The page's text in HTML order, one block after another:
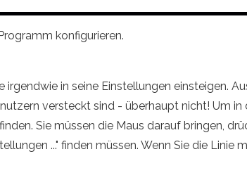
konfigurieren.
in seine Einstellungen einsteigen.
versteckt sind - überhaupt nicht! Um
Sie müssen die Maus darauf bringen,
..." finden müssen. Wenn Sie die Linie